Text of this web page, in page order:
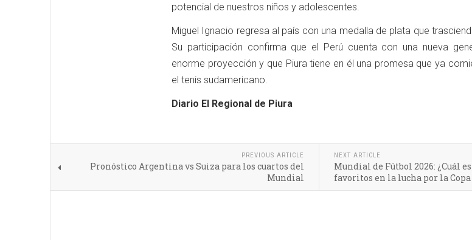
potencial de nuestros niños y adolescentes.
Miguel Ignacio regresa al país con una medalla de plata que
Su participación confirma que el Perú cuenta con una nueva
enorme proyección y que Piura tiene en él una promesa que ya
el tenis sudamericano.
Diario El Regional de Piura
PREVIOUS ARTICLE
Pronóstico Argentina vs Suiza para los cuartos del
Mundial
NEXT ARTICLE
Mundial de Fútbol 2026: ¿Cuál
favoritos en la lucha por la Copa